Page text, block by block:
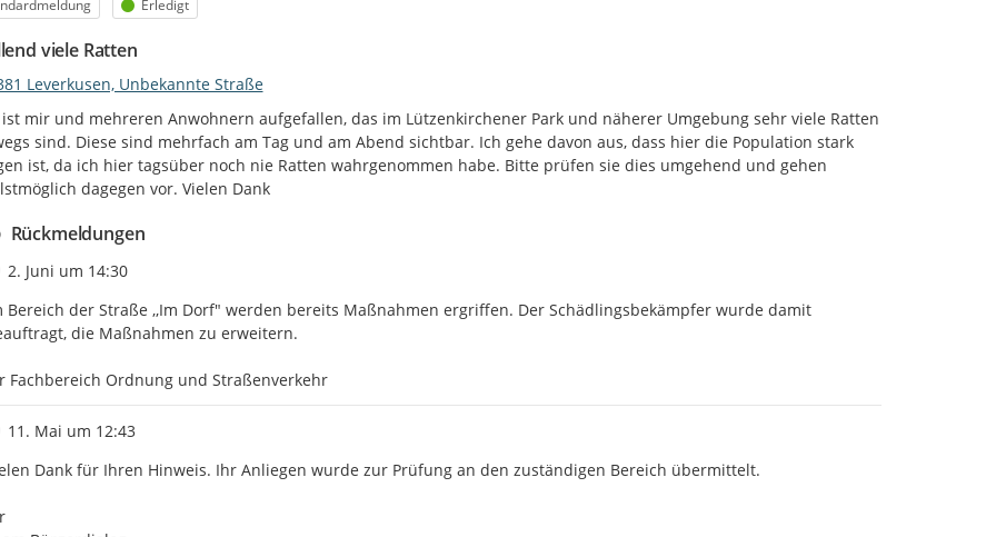
Status
Erledigt
viele Ratten
Leverkusen, Unbekannte Straße
mir und mehreren Anwohnern aufgefallen, das im Lützenkirchener Park und näherer Umgebung sehr viele Ratten
sind. Diese sind mehrfach am Tag und am Abend sichtbar. Ich gehe davon aus, dass hier die Population stark
ist, da ich hier tagsüber noch nie Ratten wahrgenommen habe. Bitte prüfen sie dies umgehend und gehen
dagegen vor. Vielen Dank
Rückmeldungen
Zeitpunkt des Erstellens
2. Juni um 14:30
Bereich der Straße ,,Im Dorf" werden bereits Maßnahmen ergriffen. Der Schädlingsbekämpfer wurde damit
die Maßnahmen zu erweitern.
Fachbereich Ordnung und Straßenverkehr
Zeitpunkt des Erstellens
11. Mai um 12:43
Dank für Ihren Hinweis. Ihr Anliegen wurde zur Prüfung an den zuständigen Bereich übermittelt.